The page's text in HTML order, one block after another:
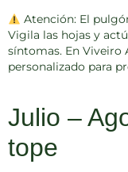
Atención:El
Vigila las hojas y
síntomas. En Viveiro
personalizado para
Julio –
tope